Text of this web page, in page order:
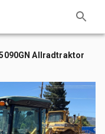
Allradtraktor